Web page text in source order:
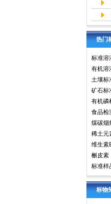
热门
标准溶
液标准
国家标
质网
有机溶
准物质
计量院
物质中
土壤标
质
矿石标
质
有机磷
标准样
准溶液,
物质
食品检
准物质
样品标
液
煤碳烟
烟煤国
准物质
标准样品
稀土元
准物质
样品
维生素
育酚标
对照品
所
槲皮素
标准样
样,质
标物